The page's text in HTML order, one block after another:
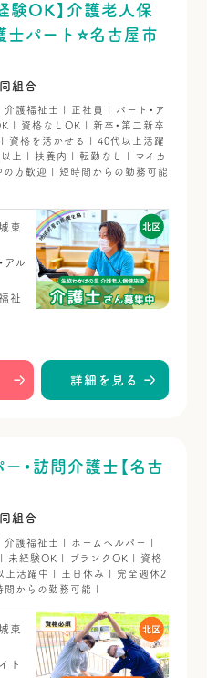
験OK】介護老人保
士パート⭐名古屋市
組合
護福祉士 | 正社員 | パート・ア
| 資格なしOK | 新卒・第二新卒
資格を活かせる | 40代以上活躍
上 | 扶養内 | 転勤なし | マイカ
方歓迎 | 短時間からの勤務可能
東
アル
祉
詳細を見る
・訪問介護士【名古
組合
護福祉士 | ホームヘルパー |
| 未経験OK | ブランクOK | 資格
上活躍中 | 土日休み | 完全週休2
からの勤務可能 |
東
ト